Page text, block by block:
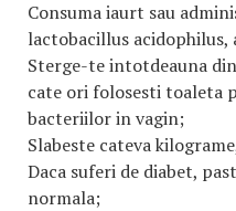
Consuma iaurt sau
lactobacillus
Sterge-te intotdeauna
cate ori folosesti toaleta
bacteriilor in vagin;
Slabeste cateva
Daca suferi de diabet,
normala;